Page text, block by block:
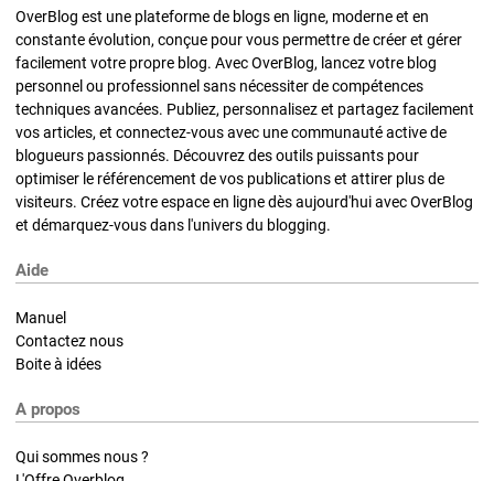
OverBlog est une plateforme de blogs en ligne, moderne et en
constante évolution, conçue pour vous permettre de créer et gérer
facilement votre propre blog. Avec OverBlog, lancez votre blog
personnel ou professionnel sans nécessiter de compétences
techniques avancées. Publiez, personnalisez et partagez facilement
vos articles, et connectez-vous avec une communauté active de
blogueurs passionnés. Découvrez des outils puissants pour
optimiser le référencement de vos publications et attirer plus de
visiteurs. Créez votre espace en ligne dès aujourd'hui avec OverBlog
et démarquez-vous dans l'univers du blogging.
Aide
Manuel
Contactez nous
Boite à idées
A propos
Qui sommes nous ?